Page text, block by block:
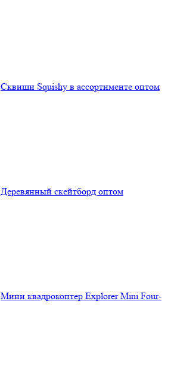
Сквиши Squishy в ассортименте оптом
Деревянный скейтборд оптом
Мини квадрокоптер Explorer Mini Four-